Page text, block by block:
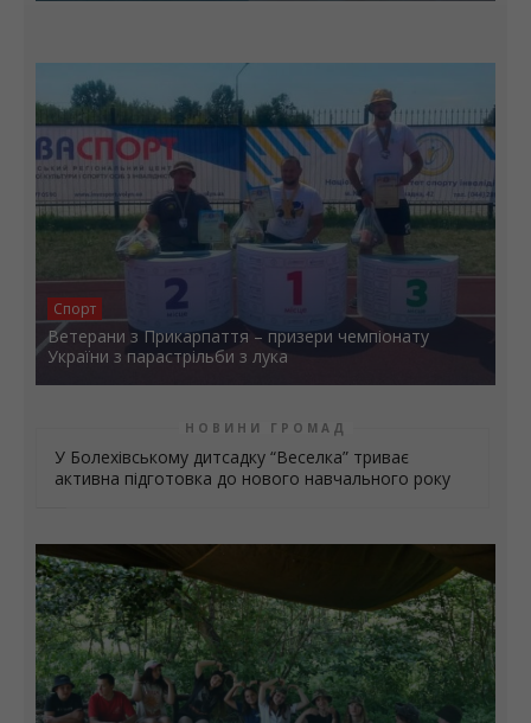
Спорт
Ветерани з Прикарпаття – призери чемпіонату
України з парастрільби з лука
НОВИНИ ГРОМАД
У Болехівському дитсадку “Веселка” триває
активна підготовка до нового навчального року